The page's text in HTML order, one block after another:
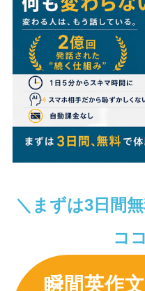
＼まずは3日間
コ
瞬間英作